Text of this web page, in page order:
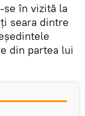
se în vizită la
seara dintre
din partea lui